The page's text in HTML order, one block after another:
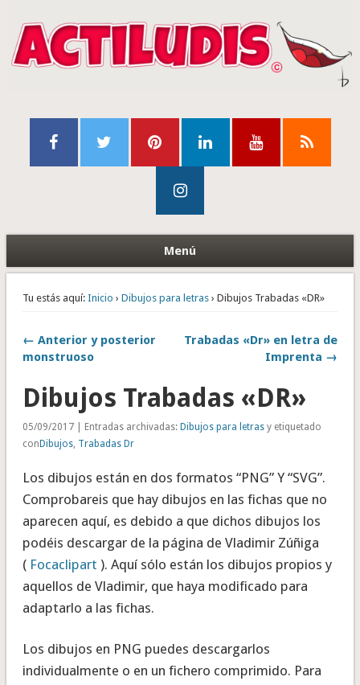
Menú
Tu estás aquí: Inicio › Dibujos para letras› Dibujos Trabadas «DR»
← Anterior y posterior
monstruoso
Trabadas «Dr» en letra de
Imprenta →
Dibujos Trabadas «DR»
05/09/2017 | Entradas archivadas: Dibujos para letrasy etiquetado
con Dibujos, Trabadas Dr
Los dibujos están en dos formatos “PNG” Y “SVG”.
Comprobareis que hay dibujos en las fichas que no
aparecen aquí, es debido a que dichos dibujos los
podéis descargar de la página de Vladimir Zúñiga
( Focaclipart ). Aquí sólo están los dibujos propios y
aquellos de Vladimir, que haya modificado para
adaptarlo a las fichas.
Los dibujos en PNG puedes descargarlos
individualmente o en un fichero comprimido. Para